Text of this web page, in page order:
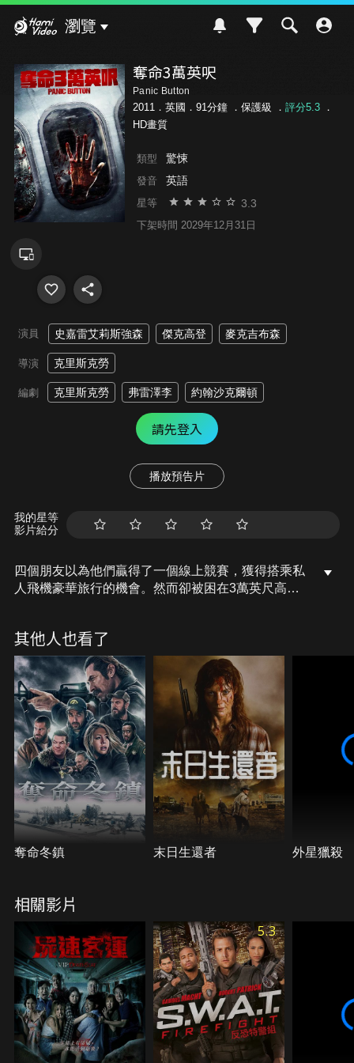
瀏覽
奪命3萬英呎
Panic Button
2011．英國．91分鐘 ． 保護級 ． 評分5.3．
HD畫質
類型 驚悚
發音 英語
星等 3.3
下架時間 2029年12月31日
演員 史嘉雷艾莉斯強森 傑克高登 麥克吉布森
導演 克里斯克勞
編劇 克里斯克勞 弗雷澤李 約翰沙克爾頓
請先登入
播放預告片
我的星等
影片給分
四個朋友以為他們贏得了一個線上競賽，獲得搭乘私
人飛機豪華旅行的機會。然而卻被困在3萬英尺高空
背後，一個神秘難測的綁架者，殘酷地懲罰那些不遵
守他規則的人。
其他人也看了
奪命冬鎮 末日生還者 外星獵殺
相關影片
5.3